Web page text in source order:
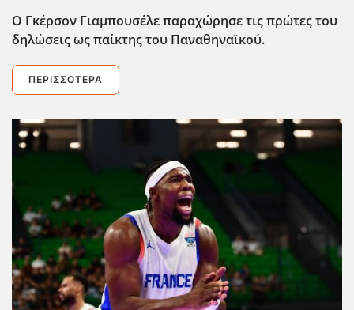
Ο Γκέρσον Γιαμπουσέλε παραχώρησε τις πρώτες του
δηλώσεις ως παίκτης του Παναθηναϊκού.
ΠΕΡΙΣΣΌΤΕΡΑ